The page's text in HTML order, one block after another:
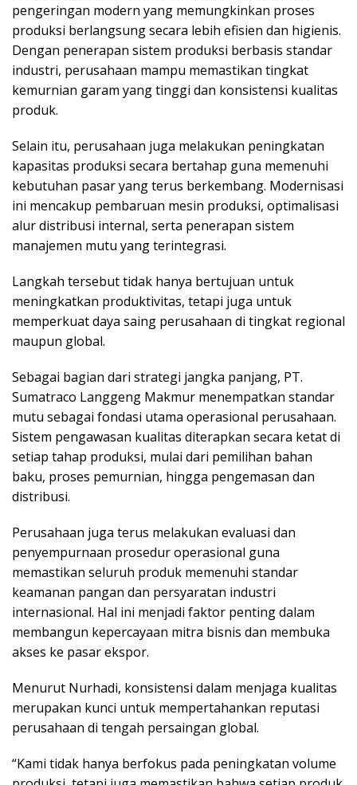
pengeringan modern yang memungkinkan proses
produksi berlangsung secara lebih efisien dan higienis.
Dengan penerapan sistem produksi berbasis standar
industri, perusahaan mampu memastikan tingkat
kemurnian garam yang tinggi dan konsistensi kualitas
produk.
Selain itu, perusahaan juga melakukan peningkatan
kapasitas produksi secara bertahap guna memenuhi
kebutuhan pasar yang terus berkembang. Modernisasi
ini mencakup pembaruan mesin produksi, optimalisasi
alur distribusi internal, serta penerapan sistem
manajemen mutu yang terintegrasi.
Langkah tersebut tidak hanya bertujuan untuk
meningkatkan produktivitas, tetapi juga untuk
memperkuat daya saing perusahaan di tingkat regional
maupun global.
Sebagai bagian dari strategi jangka panjang, PT.
Sumatraco Langgeng Makmur menempatkan standar
mutu sebagai fondasi utama operasional perusahaan.
Sistem pengawasan kualitas diterapkan secara ketat di
setiap tahap produksi, mulai dari pemilihan bahan
baku, proses pemurnian, hingga pengemasan dan
distribusi.
Perusahaan juga terus melakukan evaluasi dan
penyempurnaan prosedur operasional guna
memastikan seluruh produk memenuhi standar
keamanan pangan dan persyaratan industri
internasional. Hal ini menjadi faktor penting dalam
membangun kepercayaan mitra bisnis dan membuka
akses ke pasar ekspor.
Menurut Nurhadi, konsistensi dalam menjaga kualitas
merupakan kunci untuk mempertahankan reputasi
perusahaan di tengah persaingan global.
“Kami tidak hanya berfokus pada peningkatan volume